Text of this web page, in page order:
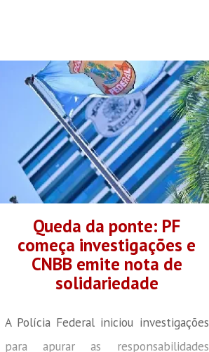
Queda da ponte: PF
começa investigações e
CNBB emite nota de
solidariedade
A Polícia Federal iniciou investigações
para apurar as responsabilidades